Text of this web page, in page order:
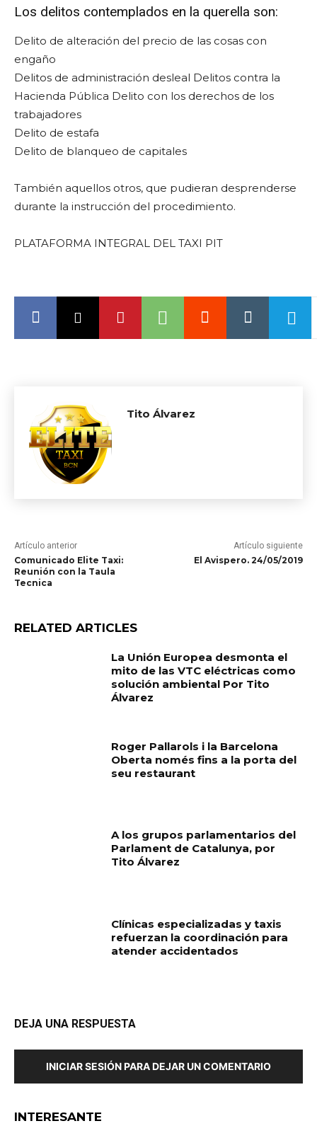
Los delitos contemplados en la querella son:
Delito de alteración del precio de las cosas con
engaño
Delitos de administración desleal Delitos contra la
Hacienda Pública Delito con los derechos de los
trabajadores
Delito de estafa
Delito de blanqueo de capitales
También aquellos otros, que pudieran desprenderse
durante la instrucción del procedimiento.
PLATAFORMA INTEGRAL DEL TAXI PIT
Tito Álvarez
Artículo anterior
Comunicado Elite Taxi:
Reunión con la Taula
Tecnica
Artículo siguiente
El Avispero. 24/05/2019
RELATED ARTICLES
La Unión Europea desmonta el
mito de las VTC eléctricas como
solución ambiental Por Tito
Álvarez
Roger Pallarols i la Barcelona
Oberta només fins a la porta del
seu restaurant
A los grupos parlamentarios del
Parlament de Catalunya, por
Tito Álvarez
Clínicas especializadas y taxis
refuerzan la coordinación para
atender accidentados
DEJA UNA RESPUESTA
INICIAR SESIÓN PARA DEJAR UN COMENTARIO
INTERESANTE